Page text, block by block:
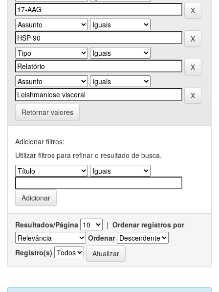
Retornar valores
Adicionar filtros:
Utilizar filtros para refinar o resultado de busca.
Resultados/Página | Ordenar registros por
Ordenar
Registro(s)